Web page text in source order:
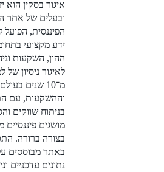
איגור בסקין הוא יזם פיננסי
ובעלים של אתר הביצה
הפיננסית, הפועל להנגשת
ידע מקצועי בתחומי שוק
ההון, השקעות וניהול כסף.
לאיגור ניסיון של למעלה
מ־10 שנים בעולם הפיננסים
וההשקעות, עם התמחות
בניתוח שווקים והסברת
מושגים פיננסיים מורכבים
בצורה ברורה. התכנים
באתר מבוססים על מחקר,
נתונים עדכניים וניסיון